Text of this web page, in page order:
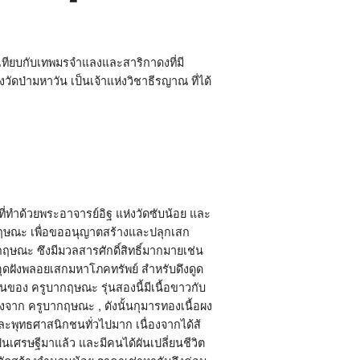
บกับเทพมรจำแลงและสาริกาดงที่มี
ดป่ามหาวัน เป็นเจ้าแห่งวิชาธีรญาณ ที่ได้
ำด้วยพระอาจารย์อิฐ แห่งวัดซับน้อย และ
ณะ เพื่อขออนุญาตสร้างและปลุกเสก
ษณะ ซึงมีมวลสารศักดิ์สิทธิ์มากมายเช่น
ฝังพลอยเสกมหาโภคทรัพย์ สำหรับดึงดูด
ของ ครูบากฤษณะ รุ่นสองนี้มีเนื้อขาวกับ
าก ครูบากฤษณะ , ดังนั้นกุมารทองเนื้อผง
พุทธศาสนิกชนทั่วไปมาก เนื่องจากได้ส้
เศรษฐีมาแล้ว และมีคนได้ผันเปลี่ยนชีวิต